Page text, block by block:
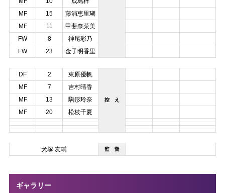
MF
15
藤浦恵里瑚
MF
11
甲斐奈菜美
FW
8
神尾彩乃
FW
23 金子明香里
DF 2 東原優帆
控 え
MF 7
吉村晴香
MF
13
駒形玲奈
MF
20 松枝千夏
犬塚 友輔 監 督
ギャラリー